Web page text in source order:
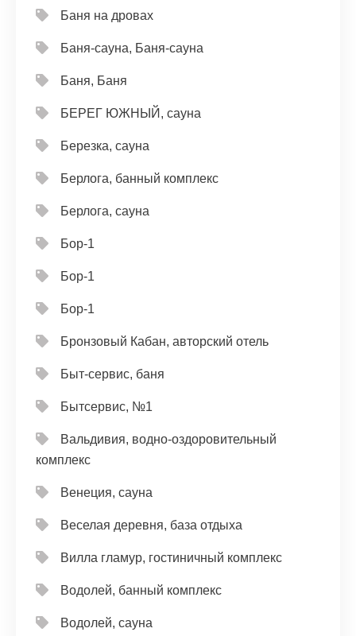
Баня на дровах
Баня-сауна, Баня-сауна
Баня, Баня
БЕРЕГ ЮЖНЫЙ, сауна
Березка, сауна
Берлога, банный комплекс
Берлога, сауна
Бор-1
Бор-1
Бор-1
Бронзовый Кабан, авторский отель
Быт-сервис, баня
Бытсервис, №1
Вальдивия, водно-оздоровительный
комплекс
Венеция, сауна
Веселая деревня, база отдыха
Вилла гламур, гостиничный комплекс
Водолей, банный комплекс
Водолей, сауна